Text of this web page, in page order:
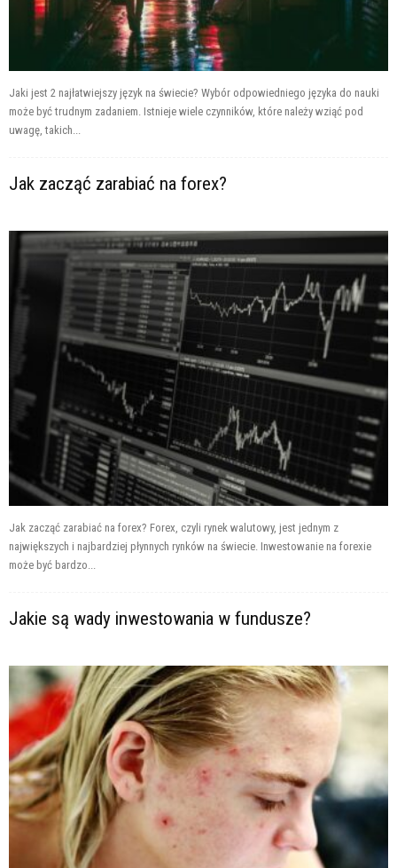
Jaki jest 2 najłatwiejszy język na świecie? Wybór odpowiedniego języka do nauki
może być trudnym zadaniem. Istnieje wiele czynników, które należy wziąć pod
uwagę, takich...
Jak zacząć zarabiać na forex?
Jak zacząć zarabiać na forex? Forex, czyli rynek walutowy, jest jednym z
największych i najbardziej płynnych rynków na świecie. Inwestowanie na forexie
może być bardzo...
Jakie są wady inwestowania w fundusze?